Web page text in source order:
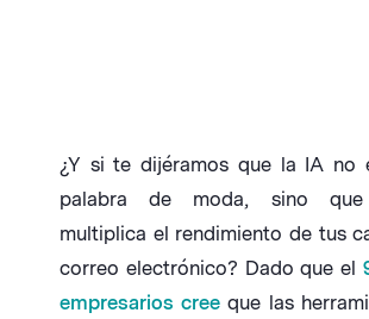
¿Y si te dijéramos que la IA no
palabra de moda, sino que
multiplica el rendimiento de tus
correo electrónico? Dado que el
empresarios cree que las